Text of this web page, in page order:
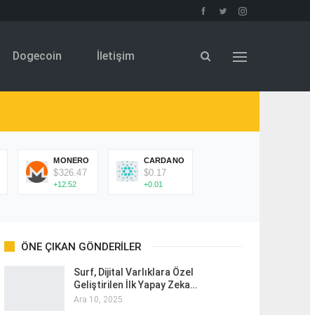
Dogecoin İletişim
MONERO
$326.47
+12.52
CARDANO
$0.17
+0.01
ÖNE ÇIKAN GÖNDERILER
Surf, Dijital Varlıklara Özel
Geliştirilen İlk Yapay Zeka…
Ara 10, 2025